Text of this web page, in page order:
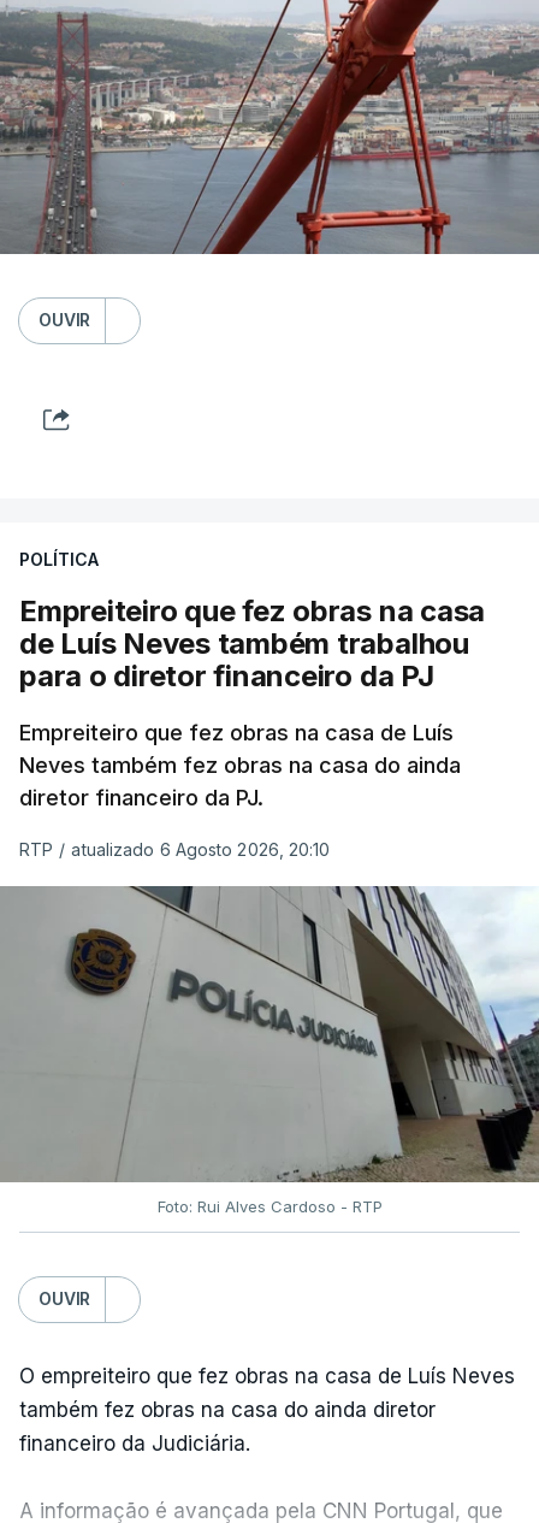
OUVIR
POLÍTICA
Empreiteiro que fez obras na casa
de Luís Neves também trabalhou
para o diretor financeiro da PJ
Empreiteiro que fez obras na casa de Luís
Neves também fez obras na casa do ainda
diretor financeiro da PJ.
RTP / atualizado 6 Agosto 2026, 20:10
Foto: Rui Alves Cardoso - RTP
OUVIR
O empreiteiro que fez obras na casa de Luís Neves
também fez obras na casa do ainda diretor
financeiro da Judiciária.
A informação é avançada pela CNN Portugal, que